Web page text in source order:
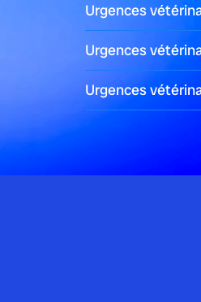
Urgences
Urgences
Urgences